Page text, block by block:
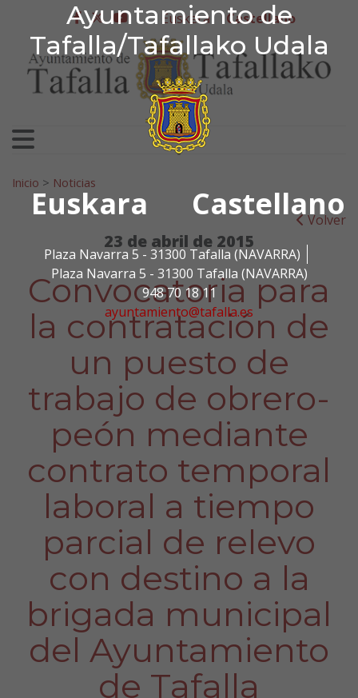
Ayuntamiento de
Tafalla/Tafallako Udala
Euskara Castellano
Plaza Navarra 5 - 31300 Tafalla (NAVARRA)
Plaza Navarra 5 - 31300 Tafalla (NAVARRA)
948 70 18 11
ayuntamiento@tafalla.es
Ir al contenido
Ayuntamiento de
facebook
twitter
youtube
Euskera Castellano
Search for:
Inicio > Noticias
Volver
23 de abril de 2015
Convocatoria para
la contratación de
un puesto de
trabajo de obrero-
peón mediante
contrato temporal
laboral a tiempo
parcial de relevo
con destino a la
brigada municipal
del Ayuntamiento
de Tafalla